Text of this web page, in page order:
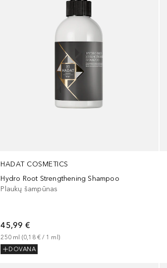
HADAT COSMETICS
Hydro Root Strengthening Shampoo
Plaukų šampūnas
45,99 €
250 ml (0,18 € / 1 ml)
DOVANA